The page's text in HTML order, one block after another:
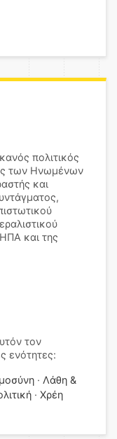
πολιτικός
των Ηνωμένων
και
και της
τον
ενότητες:
Λάθη &
Χρέη